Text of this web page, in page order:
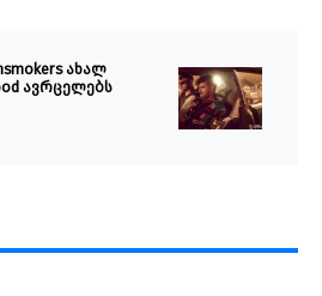
ახალ
ავრცელებს